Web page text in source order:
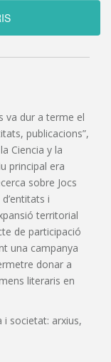
va dur a terme el
publicacions”,
Ciencia y la
principal era
sobre Jocs
i
territorial
de participació
una campanya
donar a
literaris en
i societat: arxius,